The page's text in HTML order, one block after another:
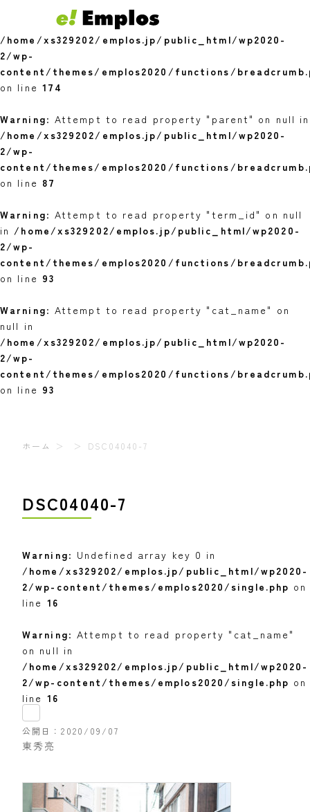
: Undefined variable $youngest in
/home/xs329202/emplos.jp/public_html/wp2020-
2/wp-
content/themes/emplos2020/functions/
on line 174
Warning: Attempt to read property "parent" on null in
/home/xs329202/emplos.jp/public_html/wp2020-
2/wp-
content/themes/emplos2020/functions/
on line 87
Warning: Attempt to read property "term_id" on null
in /home/xs329202/emplos.jp/public_html/wp2020-
2/wp-
content/themes/emplos2020/functions/
on line 93
Warning: Attempt to read property "cat_name" on
null in
/home/xs329202/emplos.jp/public_html/wp2020-
2/wp-
content/themes/emplos2020/functions/
on line 93
ホーム DSC04040-7
DSC04040-7
Warning: Undefined array key 0 in
/home/xs329202/emplos.jp/public_html/wp2020-
2/wp-content/themes/emplos2020/single.php on
line 16
Warning: Attempt to read property "cat_name"
on null in
/home/xs329202/emplos.jp/public_html/wp2020-
2/wp-content/themes/emplos2020/single.php on
line 16
公開日 2020/09/07
東秀亮